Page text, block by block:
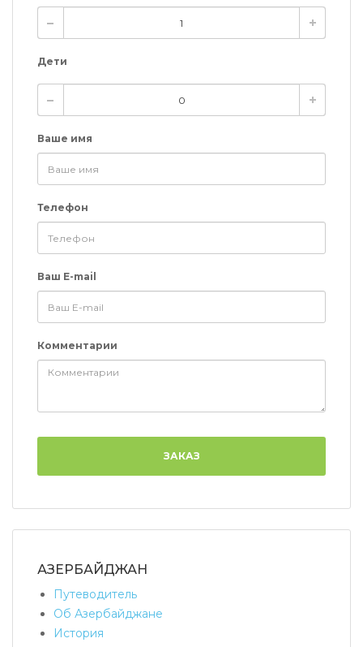
Дети
Ваше имя
Телефон
Ваш E-mail
Комментарии
ЗАКАЗ
АЗЕРБАЙДЖАН
Путеводитель
Об Азербайджане
История